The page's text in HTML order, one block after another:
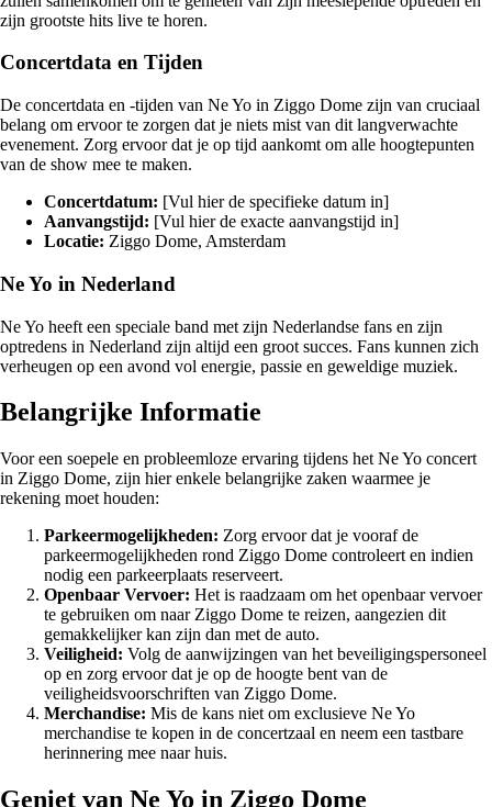
zijn grootste hits live te horen.
Concertdata en Tijden
De concertdata en -tijden van Ne Yo in Ziggo Dome zijn van cruciaal
belang om ervoor te zorgen dat je niets mist van dit langverwachte
evenement. Zorg ervoor dat je op tijd aankomt om alle hoogtepunten
van de show mee te maken.
Concertdatum: [Vul hier de specifieke datum in]
Aanvangstijd: [Vul hier de exacte aanvangstijd in]
Locatie: Ziggo Dome, Amsterdam
Ne Yo in Nederland
Ne Yo heeft een speciale band met zijn Nederlandse fans en zijn
optredens in Nederland zijn altijd een groot succes. Fans kunnen zich
verheugen op een avond vol energie, passie en geweldige muziek.
Belangrijke Informatie
Voor een soepele en probleemloze ervaring tijdens het Ne Yo concert
in Ziggo Dome, zijn hier enkele belangrijke zaken waarmee je
rekening moet houden:
Parkeermogelijkheden: Zorg ervoor dat je vooraf de
parkeermogelijkheden rond Ziggo Dome controleert en indien
nodig een parkeerplaats reserveert.
Openbaar Vervoer: Het is raadzaam om het openbaar vervoer
te gebruiken om naar Ziggo Dome te reizen, aangezien dit
gemakkelijker kan zijn dan met de auto.
Veiligheid: Volg de aanwijzingen van het beveiligingspersoneel
op en zorg ervoor dat je op de hoogte bent van de
veiligheidsvoorschriften van Ziggo Dome.
Merchandise: Mis de kans niet om exclusieve Ne Yo
merchandise te kopen in de concertzaal en neem een tastbare
herinnering mee naar huis.
Geniet van Ne Yo in Ziggo Dome